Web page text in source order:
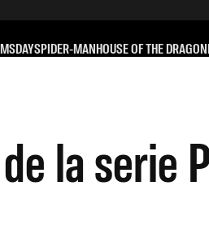
SPIDER-MANHOUSE OF THE DRAGON
la serie